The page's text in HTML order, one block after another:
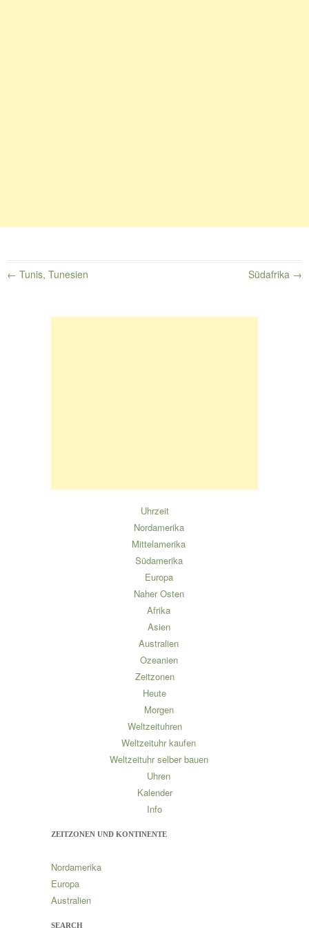
Beitragsnavigation
← Tunis, Tunesien Südafrika →
Uhrzeit
Nordamerika
Mittelamerika
Südamerika
Europa
Naher Osten
Afrika
Asien
Australien
Ozeanien
Zeitzonen
Heute
Morgen
Weltzeituhren
Weltzeituhr kaufen
Weltzeituhr selber bauen
Uhren
Kalender
Info
ZEITZONEN UND KONTINENTE
Nordamerika
Europa
Australien
SEARCH